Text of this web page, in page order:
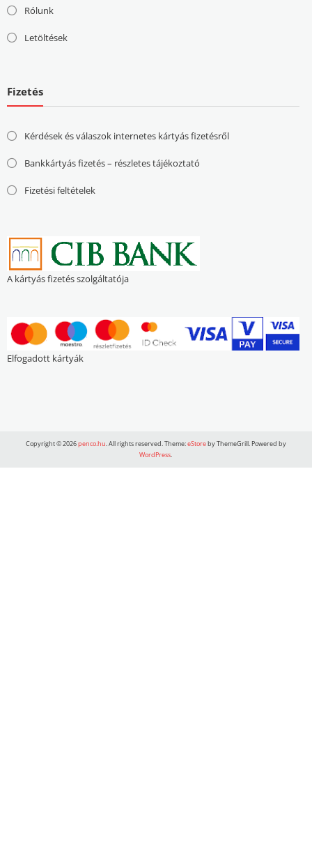
Rólunk
Letöltések
Fizetés
Kérdések és válaszok internetes kártyás fizetésről
Bankkártyás fizetés – részletes tájékoztató
Fizetési feltételek
A kártyás fizetés szolgáltatója
Elfogadott kártyák
Copyright © 2026penco.hu. All rights reserved. Theme:eStoreby ThemeGrill. Powered by
WordPress.